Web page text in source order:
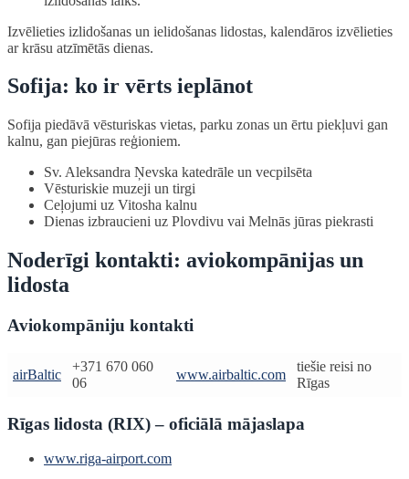
Izvēlieties izlidošanas un ielidošanas lidostas, kalendāros izvēlieties
ar krāsu atzīmētās dienas.
Sofija: ko ir vērts ieplānot
Sofija piedāvā vēsturiskas vietas, parku zonas un ērtu piekļuvi gan
kalnu, gan piejūras reģioniem.
Sv. Aleksandra Ņevska katedrāle un vecpilsēta
Vēsturiskie muzeji un tirgi
Ceļojumi uz Vitosha kalnu
Dienas izbraucieni uz Plovdivu vai Melnās jūras piekrasti
Noderīgi kontakti: aviokompānijas un
lidosta
Aviokompāniju kontakti
airBaltic
+371 670 060
06
www.airbaltic.com
tiešie reisi no
Rīgas
Rīgas lidosta (RIX) – oficiālā mājaslapa
www.riga-airport.com